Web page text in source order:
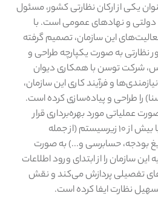
یکی از ارکان نظارتی کشور، مسئول
و نهادهای عمومی است. با
این سازمان، تصمیم گرفته
نظارتی به صورت یکپارچه طراحی و
شرکت توسن با همکاری دیوان
و فرآیند کاری این سازمان،
را طراحی و پیاده‌سازی کرده است.
از سال ۱۳۹۴ به صورت عملیاتی مورد بهره‌برداری قرار
گرفته است و در حال حاضر با بیش از ۱۰ زیرسیستم (از جمله
بودجه، حسابرسی و...) به صورت
سازمان را از ابتدای ورود اطلاعات
تفصیلی پردازش می‌کند و نقش
نظارت ایفا کرده است.